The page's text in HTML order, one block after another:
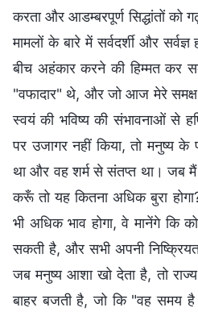
करता और आडम्बरपूर्ण सिद्धांतों को
मामलों के बारे में सर्वदर्शी और
बीच अहंकार करने की हिम्मत कर
"वफादार" थे, और जो आज मेरे
स्वयं की भविष्य की संभावनाओं से
पर उजागर नहीं किया, तो मनुष्य
था और वह शर्म से संतप्त था। जब मैं
करूँ तो यह कितना अधिक बुरा
भी अधिक भाव होगा, वे मानेंगे कि
सकती है, और सभी अपनी
जब मनुष्य आशा खो देता है, तो
बाहर बजती है, जो कि "वह समय है